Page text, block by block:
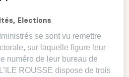
, Elections
se sont vu remettre
sur laquelle figure leur
numéro de leur bureau de
ROUSSE dispose de trois